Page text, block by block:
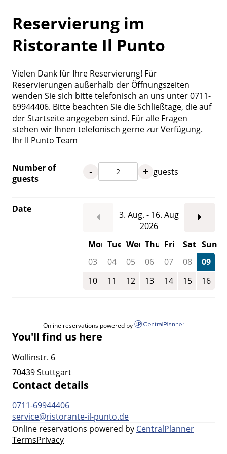
Reservierung im
Ristorante Il Punto
Vielen Dank für Ihre Reservierung! Für
Reservierungen außerhalb der Öffnungszeiten
wenden Sie sich bitte telefonisch an uns unter 0711-
69944406. Bitte beachten Sie die Schließtage, die auf
der Startseite angegeben sind. Für alle Fragen
stehen wir Ihnen telefonisch gerne zur Verfügung.
Ihr Il Punto Team
Number of
guests
- + guests
Date
3. Aug. - 16. Aug
2026
Mon Tue Wed Thu Fri Sat Sun
03
04 05 06 07 08
09
10
11 12 13 14 15 16
Online reservations powered by
You'll find us here
Wollinstr. 6
70439 Stuttgart
Contact details
0711-69944406
service@ristorante-il-punto.de
Online reservations powered by CentralPlanner
TermsPrivacy